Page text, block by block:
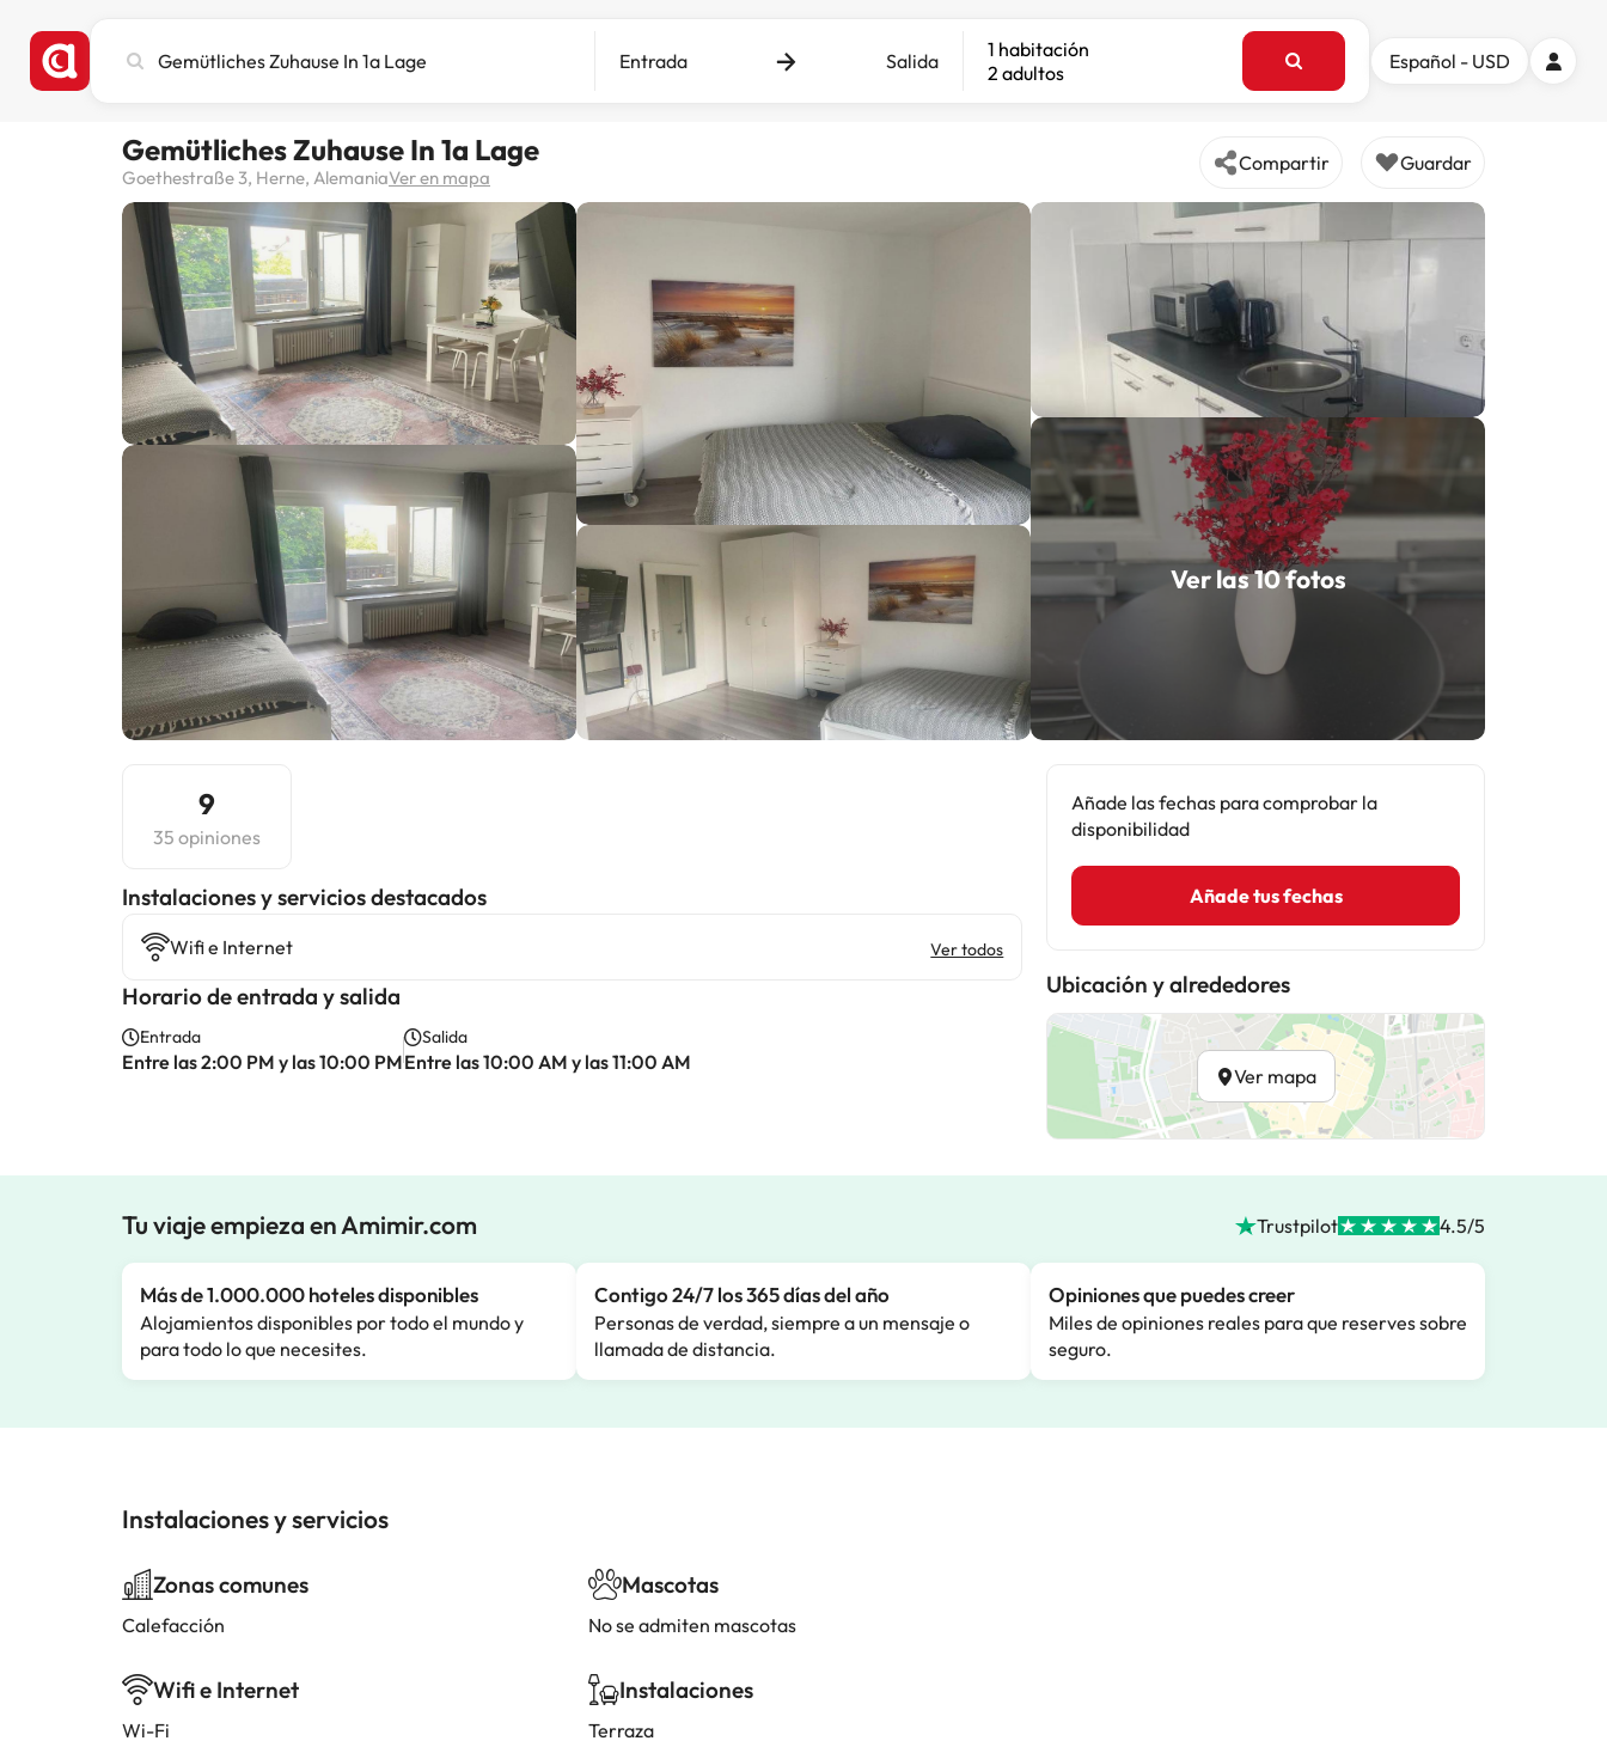
ciudad,
destino
Entrada Salida
1 habitación
2 adultos
Español - USD
Gemütliches Zuhause In 1a Lage
Goethestraße 3, Herne, AlemaniaVer en mapa
Compartir Guardar
Ver las 10 fotos
9
35 opiniones
Instalaciones y servicios destacados
Wifi e Internet Ver todos
Horario de entrada y salida
Entrada
Entre las 2:00 PM y las 10:00 PM
Salida
Entre las 10:00 AM y las 11:00 AM
Añade las fechas para comprobar la
disponibilidad
Añade tus fechas
Ubicación y alrededores
Ver mapa
Tu viaje empieza en Amimir.com Trustpilot 4.5/5
Más de 1.000.000 hoteles disponibles
Alojamientos disponibles por todo el mundo y
para todo lo que necesites.
Contigo 24/7 los 365 días del año
Personas de verdad, siempre a un mensaje o
llamada de distancia.
Opiniones que puedes creer
Miles de opiniones reales para que reserves sobre
seguro.
Instalaciones y servicios
Zonas comunes
Calefacción
Wifi e Internet
Wi-Fi
Mascotas
No se admiten mascotas
Instalaciones
Terraza